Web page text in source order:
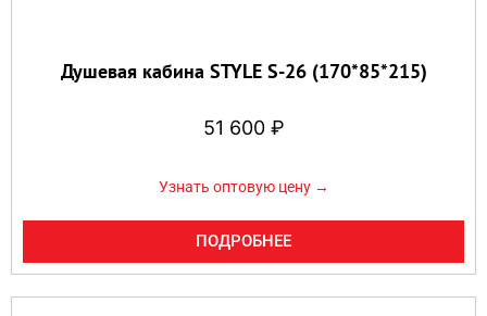
Душевая кабина STYLE S-26 (170*85*215)
51 600 ₽
Узнать оптовую цену →
ПОДРОБНЕЕ